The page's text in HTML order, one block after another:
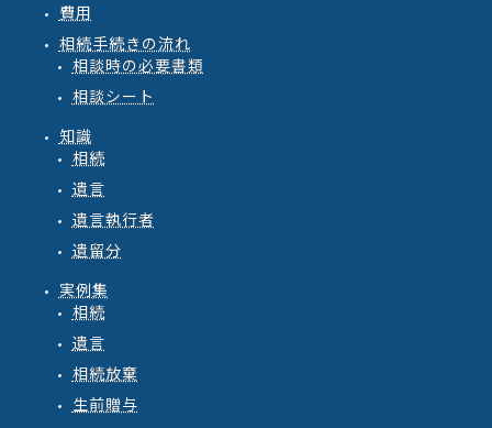
費用
相続手続きの流れ
相談時の必要書類
相談シート
知識
相続
遺言
遺言執行者
遺留分
実例集
相続
遺言
相続放棄
生前贈与